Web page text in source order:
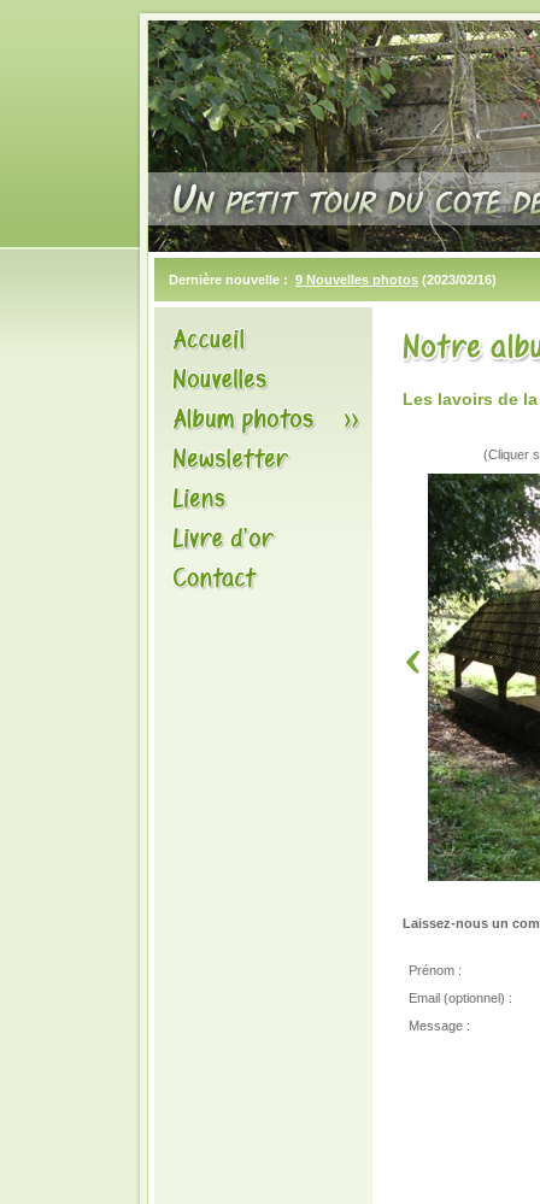
Dernière nouvelle : 9 Nouvelles photos (2023/02/16)
Les lavoirs de
(Cliquer
Laissez-nous un
Prénom :
Email (optionnel) :
Message :